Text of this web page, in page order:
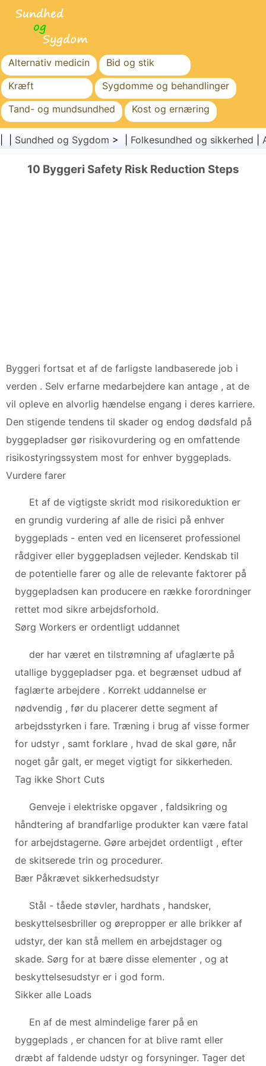
Alternativ medicin
Bid og stik
Kræft
Sygdomme og behandlinger
Tand- og mundsundhed
Kost og ernæring
Familiesundhed
Sundhedssektoren
Kirurgi og procedurer
Sundhed og Sygdom > | Folkesundhed og sikkerhed
10 Byggeri Safety Risk Reduction Steps
Byggeri fortsat et af de farligste landbaserede job i
verden . Selv erfarne medarbejdere kan antage , at de
vil opleve en alvorlig hændelse engang i deres karriere.
Den stigende tendens til skader og endog dødsfald på
byggepladser gør risikovurdering og en omfattende
risikostyringssystem most for enhver byggeplads.
Vurdere farer
Et af de vigtigste skridt mod risikoreduktion er
en grundig vurdering af alle de risici på enhver
byggeplads - enten ved en licenseret professionel
rådgiver eller byggepladsen vejleder. Kendskab til
de potentielle farer og alle de relevante faktorer på
byggepladsen kan producere en række forordninger
rettet mod sikre arbejdsforhold.
Sørg Workers er ordentligt uddannet
der har været en tilstrømning af ufaglærte på
utallige byggepladser pga. et begrænset udbud af
faglærte arbejdere . Korrekt uddannelse er
nødvendig , før du placerer dette segment af
arbejdsstyrken i fare. Træning i brug af visse former
for udstyr , samt forklare , hvad de skal gøre, når
noget går galt, er meget vigtigt for sikkerheden.
Tag ikke Short Cuts
Genveje i elektriske opgaver , faldsikring og
håndtering af brandfarlige produkter kan være fatal
for arbejdstagerne. Gøre arbejdet ordentligt , efter
de skitserede trin og procedurer.
Bær Påkrævet sikkerhedsudstyr
Stål - tåede støvler, hardhats , handsker,
beskyttelsesbriller og ørepropper er alle brikker af
udstyr, der kan stå mellem en arbejdstager og
skade. Sørg for at bære disse elementer , og at
beskyttelsesudstyr er i god form.
Sikker alle Loads
En af de mest almindelige farer på en
byggeplads , er chancen for at blive ramt eller
dræbt af faldende udstyr og forsyninger. Tager det